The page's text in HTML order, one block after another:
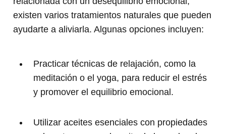
existen varios tratamientos naturales que pueden
ayudarte a aliviarla. Algunas opciones incluyen:
Practicar técnicas de relajación, como la
meditación o el yoga, para reducir el estrés
y promover el equilibrio emocional.
Utilizar aceites esenciales con propiedades